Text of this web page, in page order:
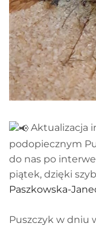
Aktualizacja
podopiecznym
do nas po
piątek, dzięki
Paszkowska-
Puszczyk w dniu